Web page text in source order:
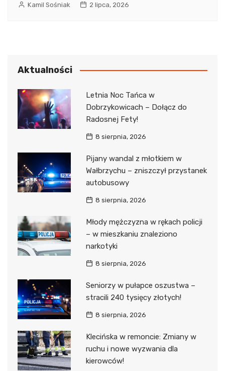
Kamil Sośniak 2 lipca, 2026
Aktualności
Letnia Noc Tańca w
Dobrzykowicach – Dołącz do
Radosnej Fety!
8 sierpnia, 2026
Pijany wandal z młotkiem w
Wałbrzychu – zniszczył przystanek
autobusowy
8 sierpnia, 2026
Młody mężczyzna w rękach policji
– w mieszkaniu znaleziono
narkotyki
8 sierpnia, 2026
Seniorzy w pułapce oszustwa –
stracili 240 tysięcy złotych!
8 sierpnia, 2026
Klecińska w remoncie: Zmiany w
ruchu i nowe wyzwania dla
kierowców!